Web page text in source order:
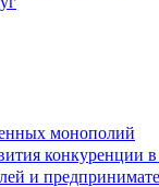
монополий
конкуренции
и